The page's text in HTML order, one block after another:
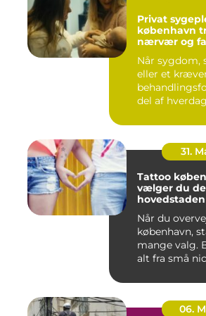
Privat
københavn tryghed,
nærvær og
Når sygdom,
eller et
del af
31.
Tattoo
vælger du
hovedstaden
Når du
københavn,
mange valg.
alt fra små
06.